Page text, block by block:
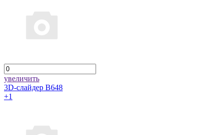
увеличить
3D-слайдер B648
+1